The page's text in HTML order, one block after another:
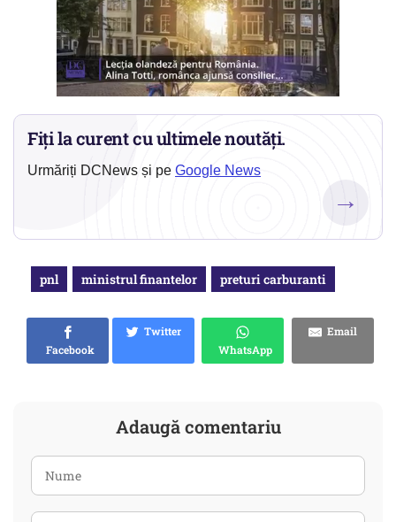
Fiți la curent cu ultimele noutăți.
Urmăriți DCNews și pe Google News
→
pnl ministrul finantelor preturi carburanti
Facebook
Twitter
WhatsApp
Email
Adaugă comentariu